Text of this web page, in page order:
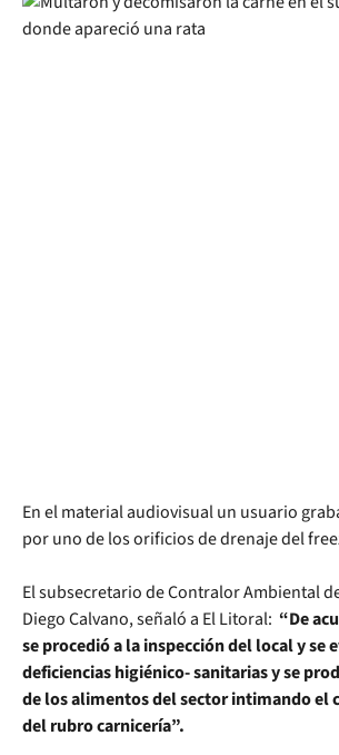
En el material audiovisual un usuario
por uno de los orificios de drenaje del
El subsecretario de Contralor Ambiental
Diego Calvano, señaló a El Litoral: “De
se procedió a la inspección del local y se
deficiencias higiénico- sanitarias y se
de los alimentos del sector intimando el
del rubro carnicería”.